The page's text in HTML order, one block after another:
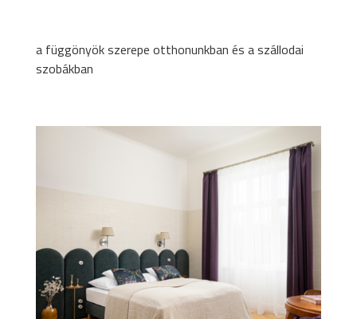
a függönyök szerepe otthonunkban és a szállodai
szobákban